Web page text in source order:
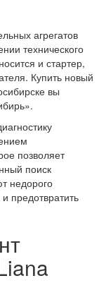
агрегатов
технического
и стартер,
Купить новый
вы
позволяет
поиск
недорого
предотвратить